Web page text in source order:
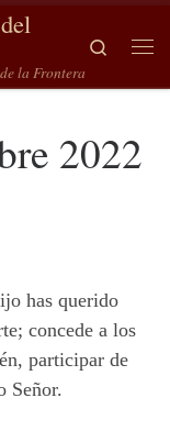
la Frontera
Search
2022
has querido
concede a los
participar de
Señor.